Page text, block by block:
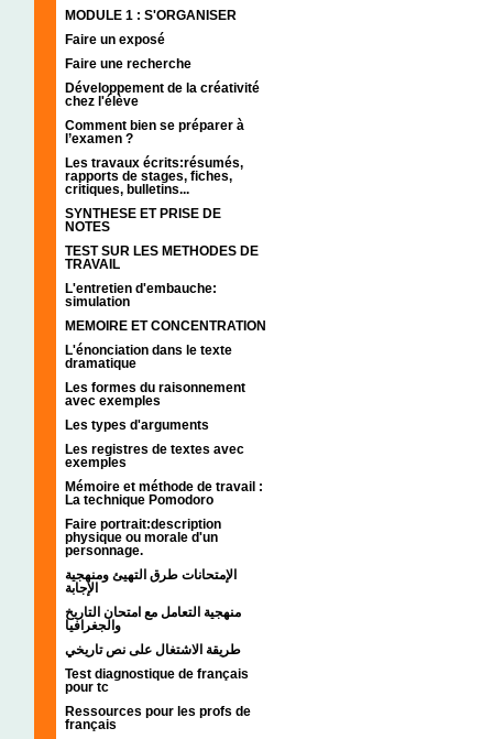
MODULE 1 : S'ORGANISER
Faire un exposé
Faire une recherche
Développement de la créativité
chez l'élève
Comment bien se préparer à
l’examen ?
Les travaux écrits:résumés,
rapports de stages, fiches,
critiques, bulletins...
SYNTHESE ET PRISE DE
NOTES
TEST SUR LES METHODES DE
TRAVAIL
L'entretien d'embauche:
simulation
MEMOIRE ET CONCENTRATION
L'énonciation dans le texte
dramatique
Les formes du raisonnement
avec exemples
Les types d'arguments
Les registres de textes avec
exemples
Mémoire et méthode de travail :
La technique Pomodoro
Faire portrait:description
physique ou morale d'un
personnage.
الإمتحانات طرق التهيئ ومنهجية
الإجابة
منهجية التعامل مع امتحان التاريخ
والجغرافيا
طريقة الاشتغال على نص تاريخي
Test diagnostique de français
pour tc
Ressources pour les profs de
français